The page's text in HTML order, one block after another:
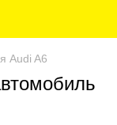
Audi A6